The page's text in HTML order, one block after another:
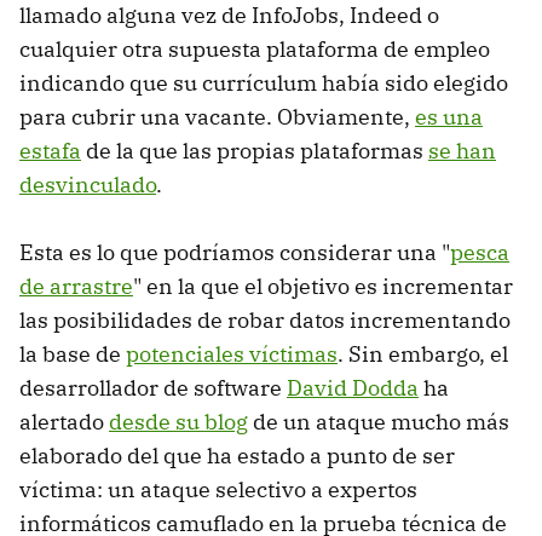
llamado alguna vez de InfoJobs, Indeed o
cualquier otra supuesta plataforma de empleo
indicando que su currículum había sido elegido
para cubrir una vacante. Obviamente, es una
estafa de la que las propias plataformas se han
desvinculado.
Esta es lo que podríamos considerar una "pesca
de arrastre" en la que el objetivo es incrementar
las posibilidades de robar datos incrementando
la base de potenciales víctimas. Sin embargo, el
desarrollador de software David Dodda ha
alertado desde su blog de un ataque mucho más
elaborado del que ha estado a punto de ser
víctima: un ataque selectivo a expertos
informáticos camuflado en la prueba técnica de